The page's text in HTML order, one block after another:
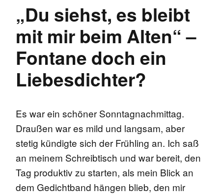
„Du siehst, es bleibt
mit mir beim Alten“ –
Fontane doch ein
Liebesdichter?
Es war ein schöner Sonntagnachmittag.
Draußen war es mild und langsam, aber
stetig kündigte sich der Frühling an. Ich saß
an meinem Schreibtisch und war bereit, den
Tag produktiv zu starten, als mein Blick an
dem Gedichtband hängen blieb, den mir